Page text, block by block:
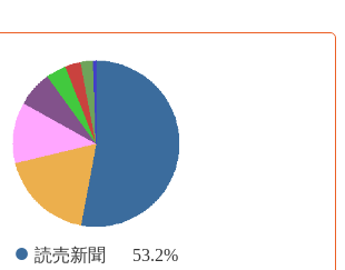
● 読売新聞 53.2%